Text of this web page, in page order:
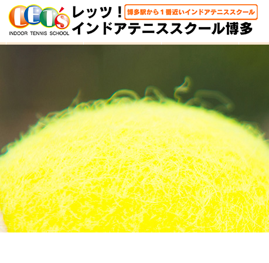
HOME 体験レッスン 大人クラス 子ど